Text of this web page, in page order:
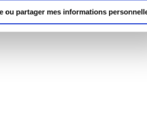
ou partager mes informations